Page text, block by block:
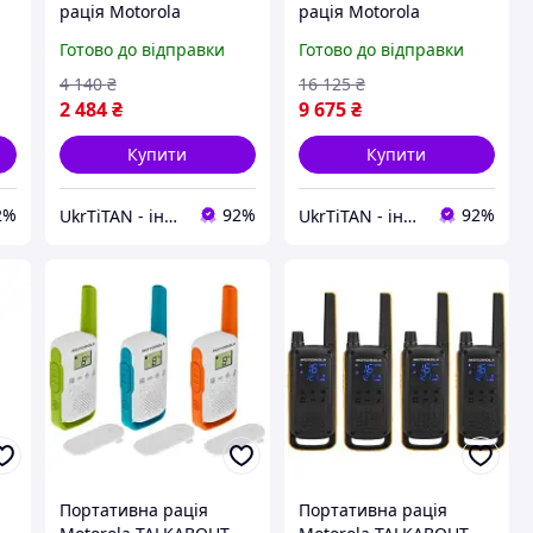
рація Motorola
Pack
(B4P00811MDKMAQ) -
Вища Якість!
Готово до відправки
2 484 ₴
4 140 ₴
Купити
UkrTiTAN - інтернет-магазин електроніки та комп'ютерної техніки 92%
рація Motorola
Extreme Quad Yellow
Black (5031753007218) -
Вища Якість!
Готово до відправки
9 675₴
16 125 ₴
Купити
UkrTiTAN - інтернет-магазин електроніки та комп'ютерної техніки 92%
Портативна рація
Портативна рація